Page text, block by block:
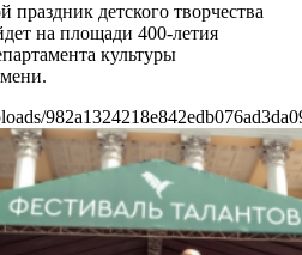
праздник детского творчества
на площади 400-летия
культуры